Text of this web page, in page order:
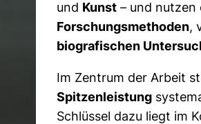
und Kunst – und nutzen
Forschungsmethoden,
biografischen
Im Zentrum der Arbeit
Spitzenleistung
Schlüssel dazu liegt im